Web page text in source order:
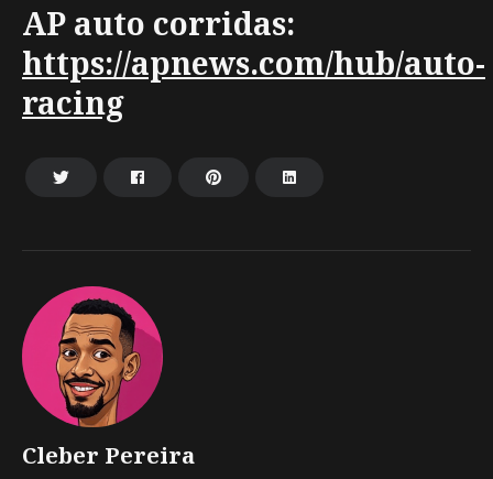
Cleber Pereira
AP auto corridas:
https://apnews.com/hub/auto-
racing